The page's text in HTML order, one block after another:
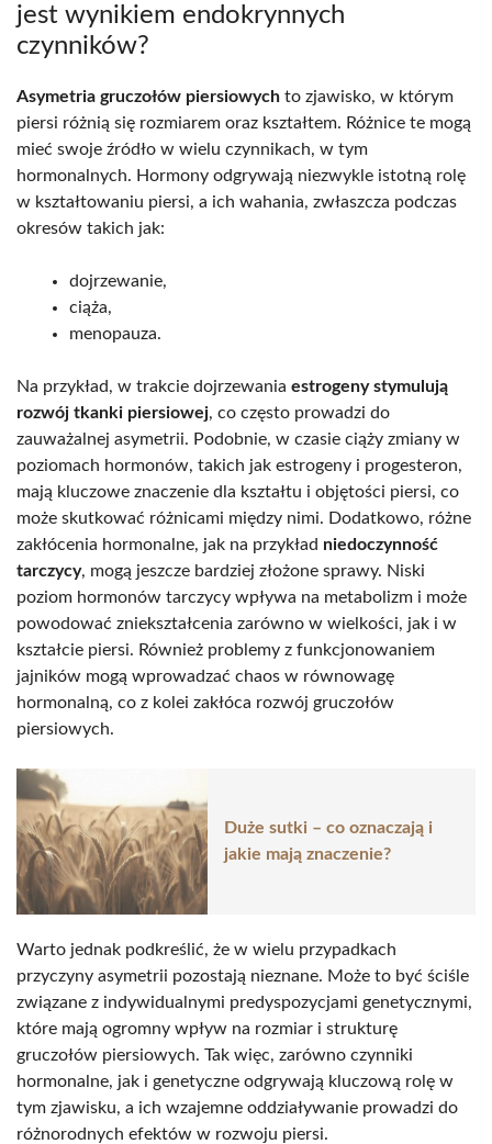
jest wynikiem endokrynnych
czynników?
Asymetria gruczołów piersiowych to zjawisko, w którym
piersi różnią się rozmiarem oraz kształtem. Różnice te mogą
mieć swoje źródło w wielu czynnikach, w tym
hormonalnych. Hormony odgrywają niezwykle istotną rolę
w kształtowaniu piersi, a ich wahania, zwłaszcza podczas
okresów takich jak:
dojrzewanie,
ciąża,
menopauza.
Na przykład, w trakcie dojrzewania estrogeny stymulują
rozwój tkanki piersiowej, co często prowadzi do
zauważalnej asymetrii. Podobnie, w czasie ciąży zmiany w
poziomach hormonów, takich jak estrogeny i progesteron,
mają kluczowe znaczenie dla kształtu i objętości piersi, co
może skutkować różnicami między nimi. Dodatkowo, różne
zakłócenia hormonalne, jak na przykład niedoczynność
tarczycy, mogą jeszcze bardziej złożone sprawy. Niski
poziom hormonów tarczycy wpływa na metabolizm i może
powodować zniekształcenia zarówno w wielkości, jak i w
kształcie piersi. Również problemy z funkcjonowaniem
jajników mogą wprowadzać chaos w równowagę
hormonalną, co z kolei zakłóca rozwój gruczołów
piersiowych.
Duże sutki – co oznaczają i
jakie mają znaczenie?
Warto jednak podkreślić, że w wielu przypadkach
przyczyny asymetrii pozostają nieznane. Może to być ściśle
związane z indywidualnymi predyspozycjami genetycznymi,
które mają ogromny wpływ na rozmiar i strukturę
gruczołów piersiowych. Tak więc, zarówno czynniki
hormonalne, jak i genetyczne odgrywają kluczową rolę w
tym zjawisku, a ich wzajemne oddziaływanie prowadzi do
różnorodnych efektów w rozwoju piersi.